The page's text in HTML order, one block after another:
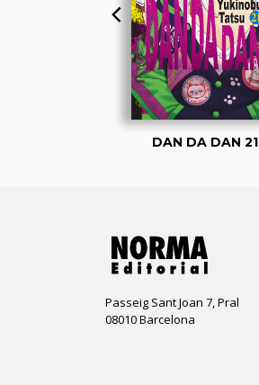
DAN DA DAN 21
Passeig Sant Joan 7, Pral
08010 Barcelona